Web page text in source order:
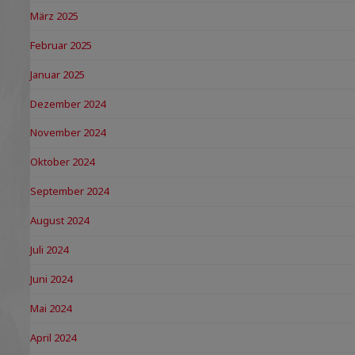
März 2025
Februar 2025
Januar 2025
Dezember 2024
November 2024
Oktober 2024
September 2024
August 2024
Juli 2024
Juni 2024
Mai 2024
April 2024